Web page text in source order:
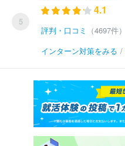
5
4.1
評判・口コミ
（4697件）
インターン対策をみる /